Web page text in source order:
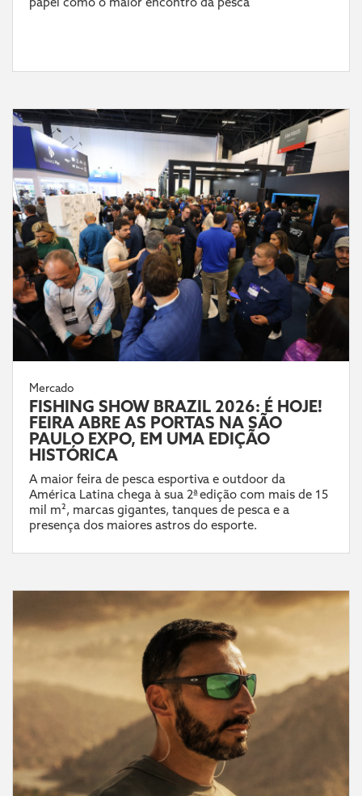
Mercado
FISHING SHOW BRAZIL 2026: É HOJE!
FEIRA ABRE AS PORTAS NA SÃO
PAULO EXPO, EM UMA EDIÇÃO
HISTÓRICA
A maior feira de pesca esportiva e outdoor da
América Latina chega à sua 2ª edição com mais de 15
mil m², marcas gigantes, tanques de pesca e a
presença dos maiores astros do esporte.